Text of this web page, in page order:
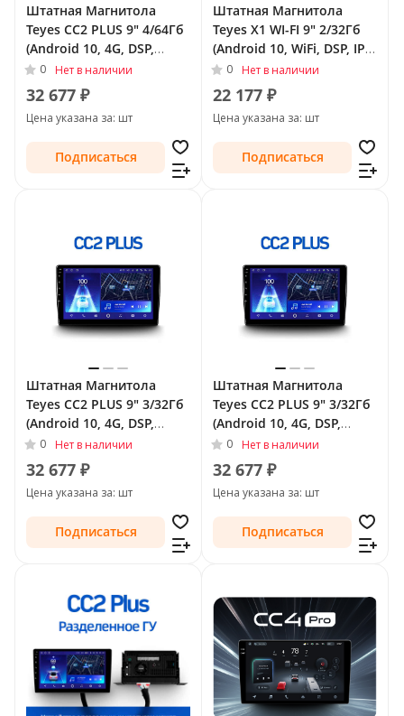
Штатная Магнитола
Teyes CC2 PLUS 9" 4/64Гб
(Android 10, 4G, DSP,
QLed) для Audi TT II (8J)
Рестайлинг 2010 - 2014
0 Нет в наличии
32 677 ₽
Цена указана за: шт
Подписаться
Штатная Магнитола
Teyes X1 WI-FI 9" 2/32Гб
(Android 10, WiFi, DSP, IPS)
для Audi TT II (8J) 2006 -
2010
0 Нет в наличии
22 177 ₽
Цена указана за: шт
Подписаться
Штатная Магнитола
Teyes CC2 PLUS 9" 3/32Гб
(Android 10, 4G, DSP,
QLed) для Audi TT II (8J)
2006 - 2010
0 Нет в наличии
32 677 ₽
Цена указана за: шт
Подписаться
Штатная Магнитола
Teyes CC2 PLUS 9" 3/32Гб
(Android 10, 4G, DSP,
QLed) для Audi TT II (8J)
Рестайлинг 2010 - 2014
0 Нет в наличии
32 677 ₽
Цена указана за: шт
Подписаться